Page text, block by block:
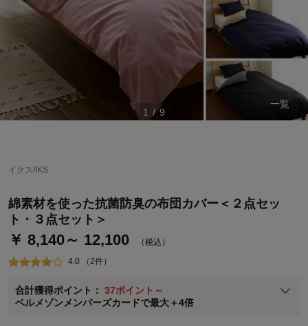
1 / 9
一覧
イクス/IKS
綿素材を使った抗菌防臭の布団カバー＜２点セッ
ト・３点セット＞
￥ 8,140～ 12,100 （税込）
4.0 （2件）
合計獲得ポイント： 37ポイント～
ベルメゾンメンバーズカードで最大＋4倍
さらにポイント還元最大16倍！
ベルメゾン・ポイントについて
通常商品送料無料 返品引取無料（JCBのみ）
即時入会なら更に500円OFFクーポンプレゼント
※メンバーズカードの加算ポイントはステージ倍率適用前の基本ポイント
に対して適用されます。